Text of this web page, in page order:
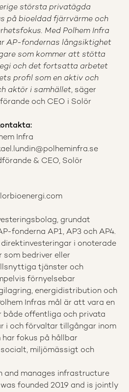
största privatägda
på bioeldad fjärrvärme och
Med Polhem Infra
AP-fondernas långsiktighet
som kommer att stötta
och det fortsatta arbetet
profil som en aktiv och
aktör i samhället, säger
och CEO i Solör
Infra
& CEO, Solör
grundat
fonderna AP1, AP3 och AP4.
i onoterade
som bedriver eller
tjänster och
förnyelsebar
energidistribution och
Infras mål är att vara en
både offentliga och privata
i och förvaltar tillgångar inom
fokus på hållbar
miljömässigt och
and manages infrastructure
founded 2019 and is jointly